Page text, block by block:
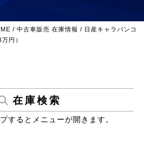
/ 中古車販売 在庫情報 / 日産キャラバンコ
円）
在庫検索
するとメニューが開きます。